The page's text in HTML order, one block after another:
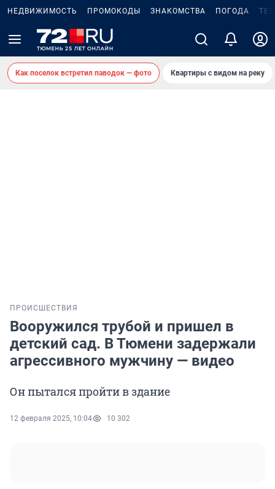
НЕДВИЖИМОСТЬ ПРОМОКОДЫ ЗНАКОМСТВА ПОГОДА
Как поселок встретил паводок — фото Квартиры с видом на реку
ПРОИСШЕСТВИЯ
Вооружился трубой и пришел в
детский сад. В Тюмени задержали
агрессивного мужчину — видео
Он пытался пройти в здание
12 февраля 2025, 10:04 10 302